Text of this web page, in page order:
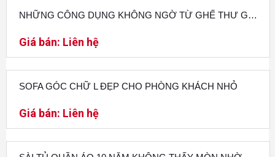
NHỮNG CÔNG DỤNG KHÔNG NGỜ TỪ GHẾ THƯ GIÃN
Giá bán: Liên hệ
SOFA GÓC CHỮ L ĐẸP CHO PHÒNG KHÁCH NHỎ
Giá bán: Liên hệ